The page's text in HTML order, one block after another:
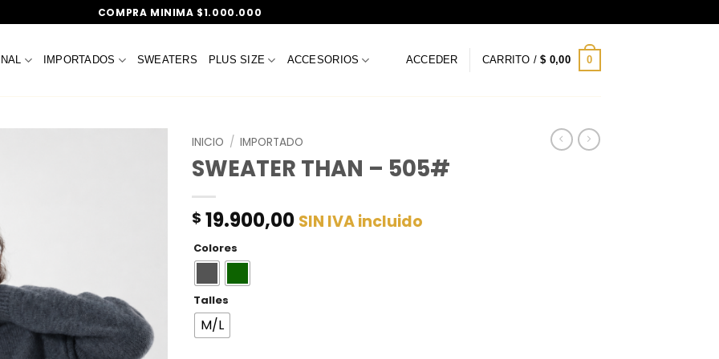
COMPRA MINIMA $1.000.000
IMPORTADOS SWEATERS PLUS SIZE ACCESORIOS ACCEDER CARRITO /$ 0,00 0
INICIO / IMPORTADO
SWEATER THAN – 505#
$ 19.900,00 SIN IVA incluido
Colores
Talles
M/L